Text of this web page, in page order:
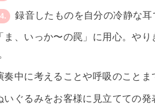
録音したものを自分の冷静な耳
ま、いっか〜の罠」に用心。や
奏中に考えることや呼吸のことま
いぐるみをお客様に見立てての発